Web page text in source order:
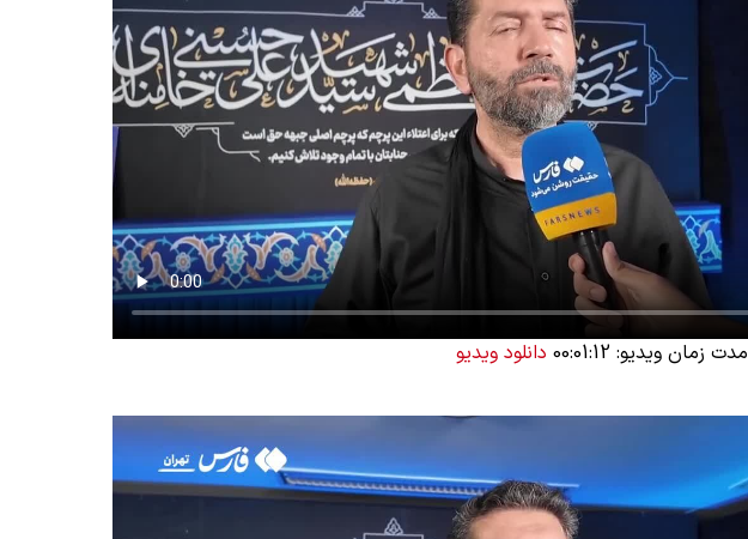
مدت زمان ویدیو: 00:01:12
دانلود ویدیو